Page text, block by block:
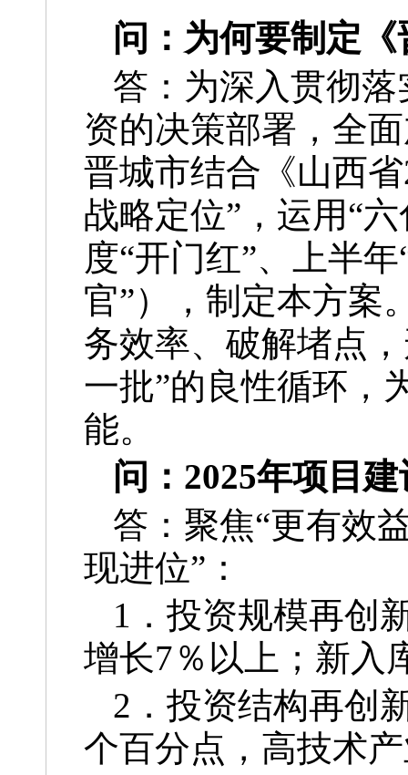
问：为何要制定
答：为深入贯彻
资的决策部署，全
晋城市结合《山西
战略定位”，运用“
度“开门红”、上半
官”），制定本方案
务效率、破解堵点
一批”的良性循环，
能。
问：2025年项目
答：聚焦“更有效
现进位”：
1．投资规模再创
增长7％以上；新入
2．投资结构再创
个百分点，高技术